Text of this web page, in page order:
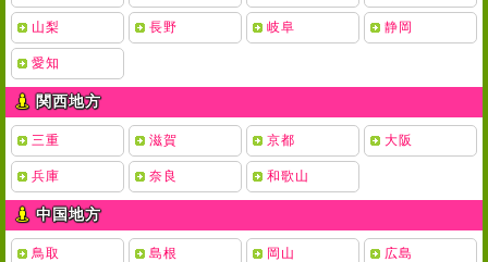
山梨 長野 岐阜 静岡
愛知
関西地方
三重 滋賀 京都 大阪
兵庫 奈良 和歌山
中国地方
鳥取 島根 岡山 広島